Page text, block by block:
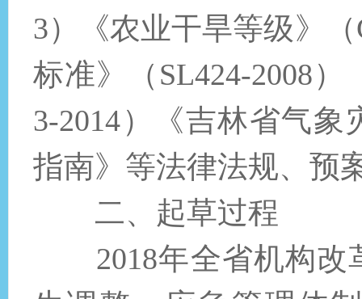
3）《农业干旱等级》
标准》（SL424-2008
3-2014）《吉林省气
指南》等法律法规、预
二、起草过程
2018年全省机构改